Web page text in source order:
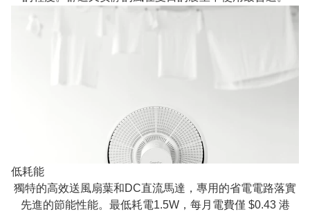
低耗能
獨特的高效送風扇葉和DC直流馬達，專用的省電電路落實
先進的節能性能。最低耗電1.5W，每月電費僅 $0.43 港